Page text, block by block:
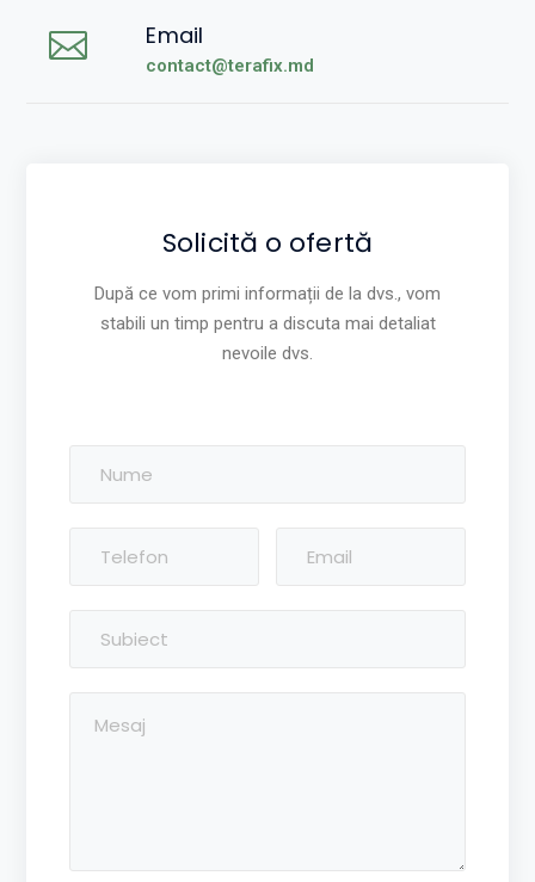
Email
contact@terafix.md
Solicită o ofertă
După ce vom primi informații de la dvs., vom
stabili un timp pentru a discuta mai detaliat
nevoile dvs.